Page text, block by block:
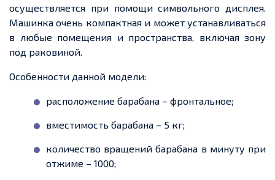
осуществляется при помощи символьного дисплея.
Машинка очень компактная и может устанавливаться
в любые помещения и пространства, включая зону
под раковиной.
Особенности данной модели:
расположение барабана – фронтальное;
вместимость барабана – 5 кг;
количество вращений барабана в минуту при
отжиме – 1000;